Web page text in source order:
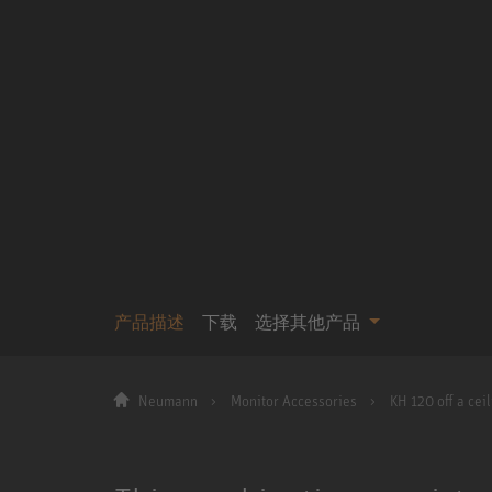
产品描述 下载 选择其他产品
Neumann Monitor Accessories KH 120 off a